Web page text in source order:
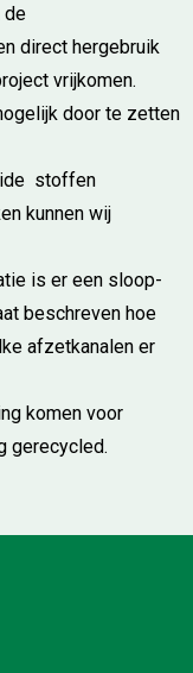
de
direct hergebruik
vrijkomen.
door te zetten
stoffen
kunnen wij
is er een sloop-
beschreven hoe
afzetkanalen er
komen voor
gerecycled.